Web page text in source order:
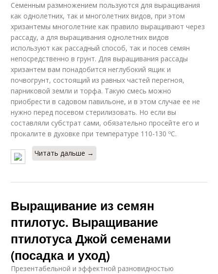
Семенным размножением пользуются для выращивания
как однолетних, так и многолетних видов, при этом
хризантемы многолетние как правило выращивают через
рассаду, а для выращивания однолетних видов
используют как рассадный способ, так и посев семян
непосредственно в грунт. Для выращивания рассады
хризантем вам понадобится неглубокий ящик и
почвогрунт, состоящий из равных частей перегноя,
парниковой земли и торфа. Такую смесь можно
приобрести в садовом павильоне, и в этом случае ее не
нужно перед посевом стерилизовать. Но если вы
составляли субстрат сами, обязательно просейте его и
прокалите в духовке при температуре 110-130 ºC.
Читать дальше →
Выращивание из семян
птилотус. Выращивание
птилотуса Джой семенами
(посадка и уход)
Презентабельной и эффектной разновидностью